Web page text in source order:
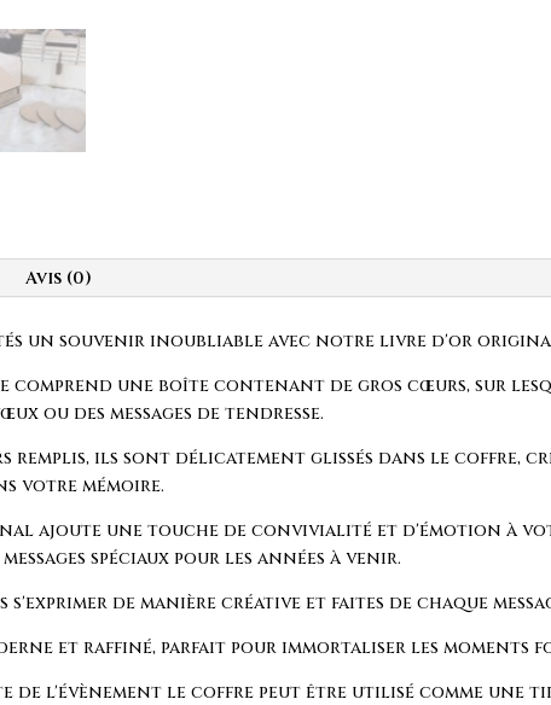
Avis (0)
un souvenir inoubliable avec notre livre d'or
comprend une boîte contenant de gros cœurs, sur
ou des messages de tendresse.
remplis, ils sont délicatement glissés dans le coffre,
votre mémoire.
ajoute une touche de convivialité et d'émotion à
spéciaux pour les années à venir.
s'exprimer de manière créative et faites de chaque
et raffiné, parfait pour immortaliser les moments
de l'évènement le coffre peut être utilisé comme une